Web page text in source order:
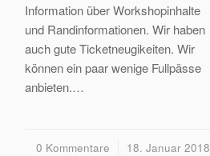
Information über Workshopinhalte
und Randinformationen. Wir haben
auch gute Ticketneugikeiten. Wir
können ein paar wenige Fullpässe
anbieten.…
0 Kommentare
/ 18. Januar 2018